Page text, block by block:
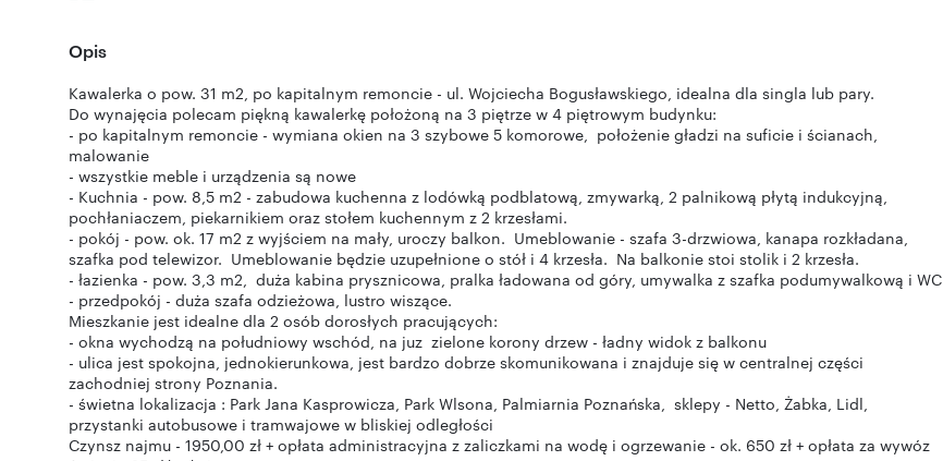
Opis
Kawalerka o pow. 31 m2, po kapitalnym remoncie - ul. Wojciecha Bogusławskiego, idealna dla singla lub pary.
Do wynajęcia polecam piękną kawalerkę położoną na 3 piętrze w 4 piętrowym budynku:
- po kapitalnym remoncie - wymiana okien na 3 szybowe 5 komorowe, położenie gładzi na suficie i ścianach,
malowanie
- wszystkie meble i urządzenia są nowe
- Kuchnia - pow. 8,5 m2 - zabudowa kuchenna z lodówką podblatową, zmywarką, 2 palnikową płytą indukcyjną,
pochłaniaczem, piekarnikiem oraz stołem kuchennym z 2 krzesłami.
- pokój - pow. ok. 17 m2 z wyjściem na mały, uroczy balkon. Umeblowanie - szafa 3-drzwiowa, kanapa rozkładana,
szafka pod telewizor. Umeblowanie będzie uzupełnione o stół i 4 krzesła. Na balkonie stoi stolik i 2 krzesła.
- łazienka - pow. 3,3 m2, duża kabina prysznicowa, pralka ładowana od góry, umywalka z szafka podumywalkową i WC
- przedpokój - duża szafa odzieżowa, lustro wiszące.
Mieszkanie jest idealne dla 2 osób dorosłych pracujących:
- okna wychodzą na południowy wschód, na juz zielone korony drzew - ładny widok z balkonu
- ulica jest spokojna, jednokierunkowa, jest bardzo dobrze skomunikowana i znajduje się w centralnej części
zachodniej strony Poznania.
- świetna lokalizacja : Park Jana Kasprowicza, Park Wlsona, Palmiarnia Poznańska, sklepy - Netto, Żabka, Lidl,
przystanki autobusowe i tramwajowe w bliskiej odległości
Czynsz najmu - 1950,00 zł + opłata administracyjna z zaliczkami na wodę i ogrzewanie - ok. 650 zł + opłata za wywóz